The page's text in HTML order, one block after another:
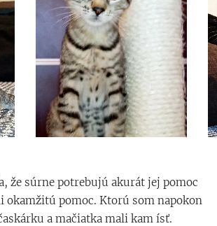
že súrne potrebujú akurát jej pomoc 🙄
okamžitú pomoc. Ktorú som napokon
a mačiatka mali kam ísť.